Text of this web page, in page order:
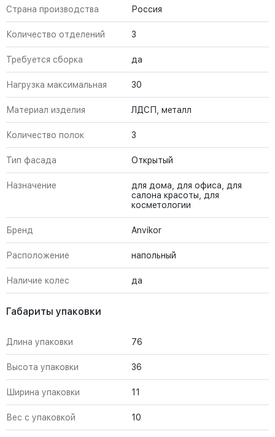
Страна производства Россия
Количество отделений 3
Требуется сборка да
Нагрузка максимальная 30
Материал изделия ЛДСП, металл
Количество полок 3
Тип фасада Открытый
Назначение
для дома, для офиса, для
салона красоты, для
косметологии
Бренд Anvikor
Расположение напольный
Наличие колес да
Габариты упаковки
Длина упаковки 76
Высота упаковки 36
Ширина упаковки 11
Вес с упаковкой 10